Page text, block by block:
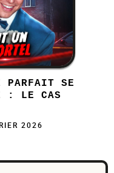
PARFAIT SE
: LE CAS
2026